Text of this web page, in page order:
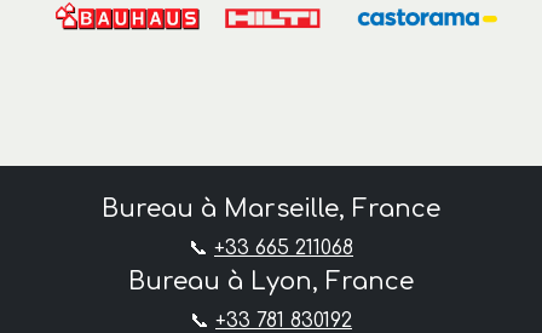
Bureau à Marseille, France
📞 +33 665 211068
Bureau à Lyon, France
📞 +33 781 830192